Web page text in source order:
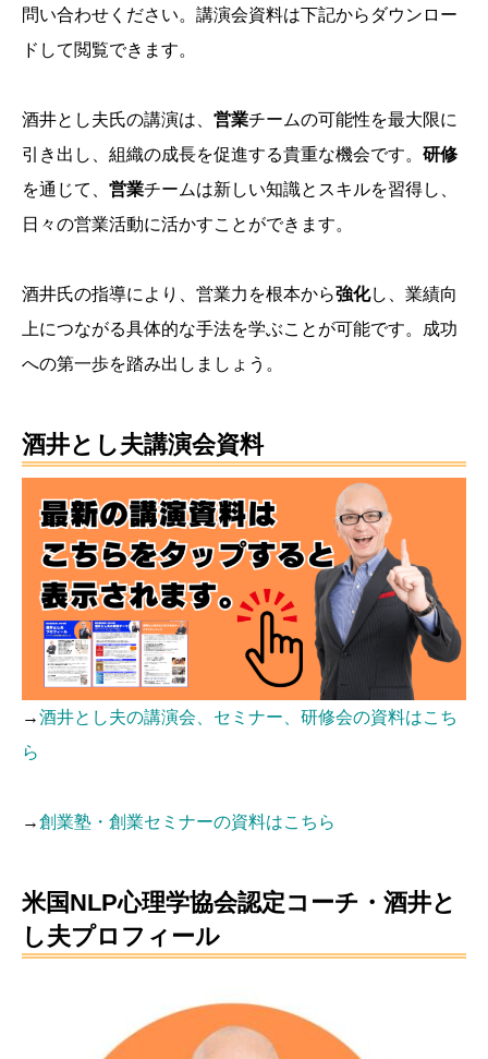
問い合わせください。講演会資料は下記からダウンロー
ドして閲覧できます。
酒井とし夫氏の講演は、 営業チームの可能性を最大限に
引き出し、組織の成長を促進する貴重な機会です。 研修
を通じて、 営業チームは新しい知識とスキルを習得し、
日々の営業活動に活かすことができます。
酒井氏の指導により、営業力を根本から強化し、業績向
上につながる具体的な手法を学ぶことが可能です。成功
への第一歩を踏み出しましょう。
酒井とし夫講演会資料
→酒井とし夫の講演会、セミナー、研修会の資料はこち
ら
→創業塾・創業セミナーの資料はこちら
米国NLP心理学協会認定コーチ・酒井と
し夫プロフィール